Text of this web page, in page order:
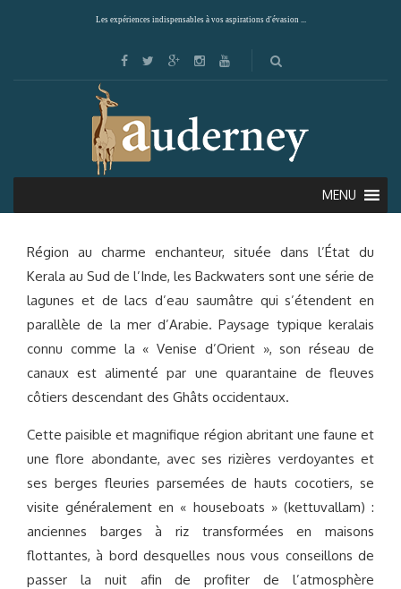
Les expériences indispensables à vos aspirations d'évasion ...
MENU
BACKWATERS (KERALA)
Région au charme enchanteur, située dans l’État du
Kerala au Sud de l’Inde, les Backwaters sont une série de
lagunes et de lacs d’eau saumâtre qui s’étendent en
parallèle de la mer d’Arabie. Paysage typique keralais
connu comme la « Venise d’Orient », son réseau de
canaux est alimenté par une quarantaine de fleuves
côtiers descendant des Ghâts occidentaux.
Cette paisible et magnifique région abritant une faune et
une flore abondante, avec ses rizières verdoyantes et
ses berges fleuries parsemées de hauts cocotiers, se
visite généralement en « houseboats » (kettuvallam) :
anciennes barges à riz transformées en maisons
flottantes, à bord desquelles nous vous conseillons de
passer la nuit afin de profiter de l’atmosphère